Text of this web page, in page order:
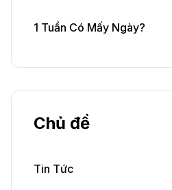
1 Tuần Có Mấy Ngày?
Chủ đề
Tin Tức